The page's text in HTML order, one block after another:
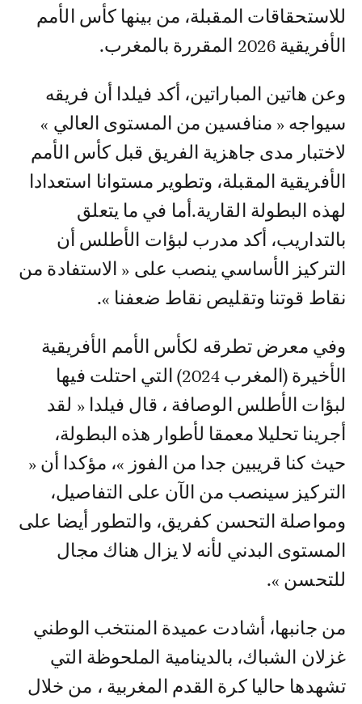
للاستحقاقات المقبلة، من بينها كأس الأمم
الأفريقية 2026 المقررة بالمغرب.
وعن هاتين المباراتين، أكد فيلدا أن فريقه
سيواجه « منافسين من المستوى العالي »
لاختبار مدى جاهزية الفريق قبل كأس الأمم
الأفريقية المقبلة، وتطوير مستوانا استعدادا
لهذه البطولة القارية.أما في ما يتعلق
بالتداريب، أكد مدرب لبؤات الأطلس أن
التركيز الأساسي ينصب على « الاستفادة من
نقاط قوتنا وتقليص نقاط ضعفنا ».
وفي معرض تطرقه لكأس الأمم الأفريقية
الأخيرة (المغرب 2024) التي احتلت فيها
لبؤات الأطلس الوصافة ، قال فيلدا « لقد
أجرينا تحليلا معمقا لأطوار هذه البطولة،
حيث كنا قريبين جدا من الفوز »، مؤكدا أن «
التركيز سينصب من الآن على التفاصيل،
ومواصلة التحسن كفريق، والتطور أيضا على
المستوى البدني لأنه لا يزال هناك مجال
للتحسن ».
من جانبها، أشادت عميدة المنتخب الوطني
غزلان الشباك، بالدينامية الملحوظة التي
تشهدها حاليا كرة القدم المغربية ، من خلال